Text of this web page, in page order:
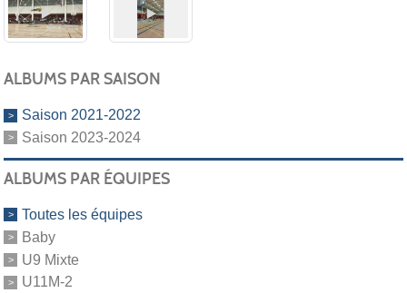
ALBUMS PAR SAISON
Saison 2021-2022
Saison 2023-2024
ALBUMS PAR ÉQUIPES
Toutes les équipes
Baby
U9 Mixte
U11M-2